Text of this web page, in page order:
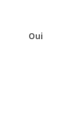
Oui